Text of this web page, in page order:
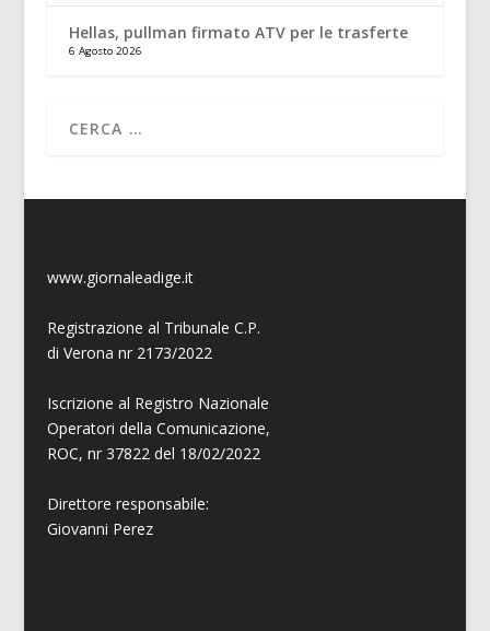
Hellas, pullman firmato ATV per le trasferte
6 Agosto 2026
www.giornaleadige.it
Registrazione al Tribunale C.P.
di Verona nr 2173/2022
Iscrizione al Registro Nazionale
Operatori della Comunicazione,
ROC, nr 37822 del 18/02/2022
Direttore responsabile:
Giovanni Perez